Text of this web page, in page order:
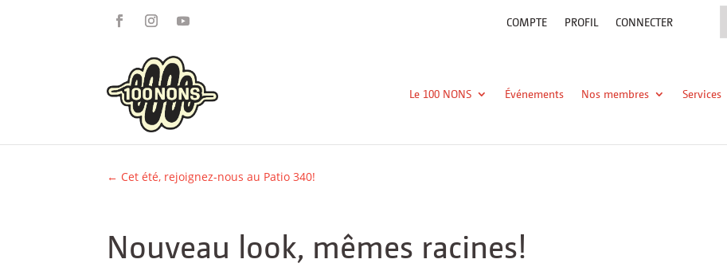
COMPTE PROFIL CONNECTER
Le 100 NONS Événements Nos membres Services
← Cet été, rejoignez-nous au Patio 340!
Nouveau look, mêmes racines!